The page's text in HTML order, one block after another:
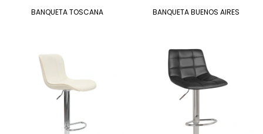
BANQUETA TOSCANA BANQUETA BUENOS AIRES